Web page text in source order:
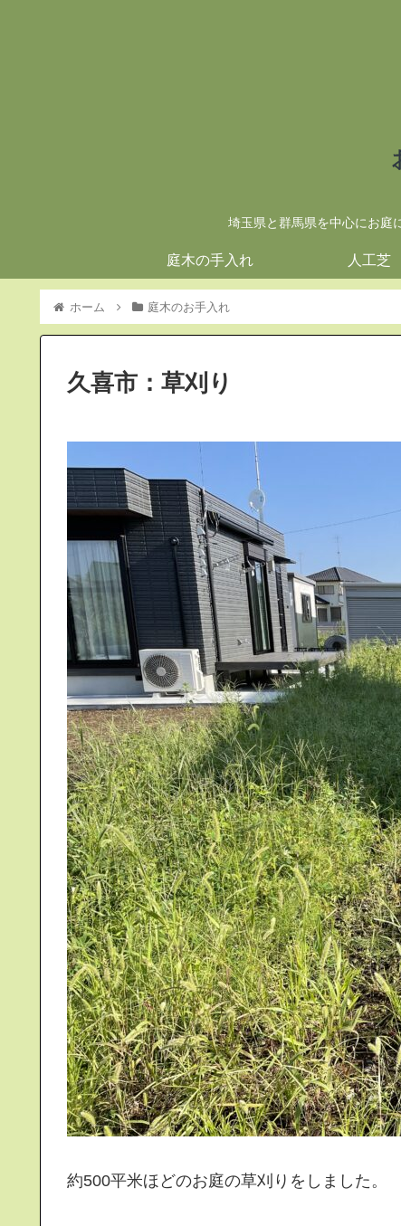
埼玉県と群馬県を中心にお庭
庭木の手入れ 人工芝
ホーム 庭木のお手入れ
久喜市：草刈り
約500平米ほどのお庭の草刈りをしました。